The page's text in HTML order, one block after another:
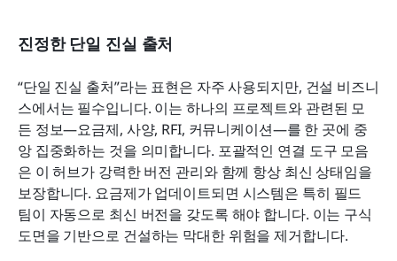
진정한 단일 진실 출처
“단일 진실 출처”라는 표현은 자주 사용되지만, 건설 비즈니
스에서는 필수입니다. 이는 하나의 프로젝트와 관련된 모
든 정보—요금제, 사양, RFI, 커뮤니케이션—를 한 곳에 중
앙 집중화하는 것을 의미합니다. 포괄적인 연결 도구 모음
은 이 허브가 강력한 버전 관리와 함께 항상 최신 상태임을
보장합니다. 요금제가 업데이트되면 시스템은 특히 필드
팀이 자동으로 최신 버전을 갖도록 해야 합니다. 이는 구식
도면을 기반으로 건설하는 막대한 위험을 제거합니다.